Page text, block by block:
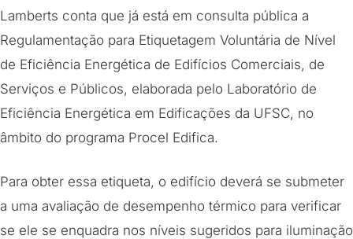
Lamberts conta que já está em consulta pública a
Regulamentação para Etiquetagem Voluntária de Nível
de Eficiência Energética de Edifícios Comerciais, de
Serviços e Públicos, elaborada pelo Laboratório de
Eficiência Energética em Edificações da UFSC, no
âmbito do programa Procel Edifica.
Para obter essa etiqueta, o edifício deverá se submeter
a uma avaliação de desempenho térmico para verificar
se ele se enquadra nos níveis sugeridos para iluminação